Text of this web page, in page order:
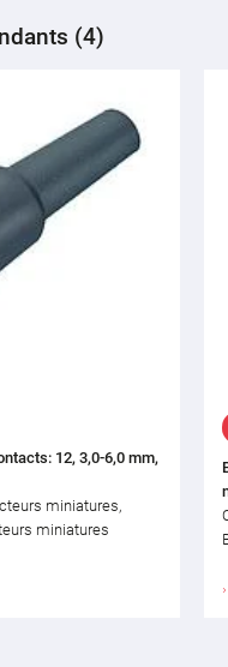
(4)
12, 3,0-6,0 mm,
miniatures,
miniatures